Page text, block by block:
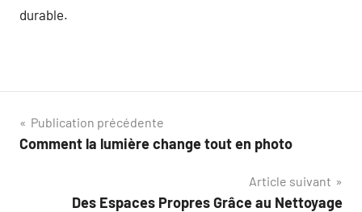
durable.
Navigation
de
Publication précédente
Comment la lumière change tout en photo
Article suivant
Des Espaces Propres Grâce au Nettoyage